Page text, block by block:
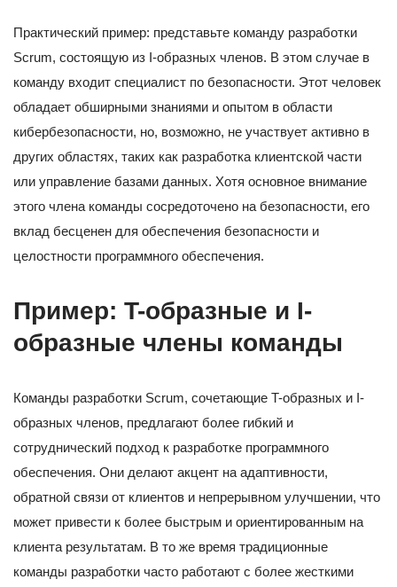
Практический пример: представьте команду разработки
Scrum, состоящую из I-образных членов. В этом случае в
команду входит специалист по безопасности. Этот человек
обладает обширными знаниями и опытом в области
кибербезопасности, но, возможно, не участвует активно в
других областях, таких как разработка клиентской части
или управление базами данных. Хотя основное внимание
этого члена команды сосредоточено на безопасности, его
вклад бесценен для обеспечения безопасности и
целостности программного обеспечения.
Пример: T-образные и I-
образные члены команды
Команды разработки Scrum, сочетающие T-образных и I-
образных членов, предлагают более гибкий и
сотруднический подход к разработке программного
обеспечения. Они делают акцент на адаптивности,
обратной связи от клиентов и непрерывном улучшении, что
может привести к более быстрым и ориентированным на
клиента результатам. В то же время традиционные
команды разработки часто работают с более жесткими